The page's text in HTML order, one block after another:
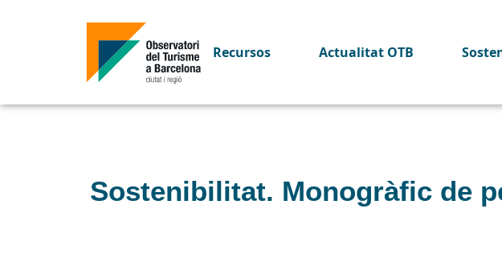
Recursos Actualitat OTB
Sostenibilitat. Monogràfic de